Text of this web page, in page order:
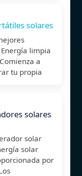
solares
limpia
a
tu propia
solares
solar
solar
por